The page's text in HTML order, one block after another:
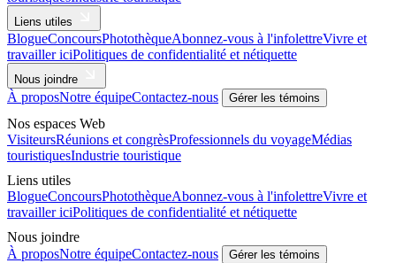
Liens utiles
BlogueConcoursPhotothèqueAbonnez-vous à l'infolettreVivre et
travailler iciPolitiques de confidentialité et nétiquette
Nous joindre
À proposNotre équipeContactez-nous Gérer les témoins
Nos espaces Web
VisiteursRéunions et congrèsProfessionnels du voyageMédias
touristiquesIndustrie touristique
Liens utiles
BlogueConcoursPhotothèqueAbonnez-vous à l'infolettreVivre et
travailler iciPolitiques de confidentialité et nétiquette
Nous joindre
À proposNotre équipeContactez-nous Gérer les témoins